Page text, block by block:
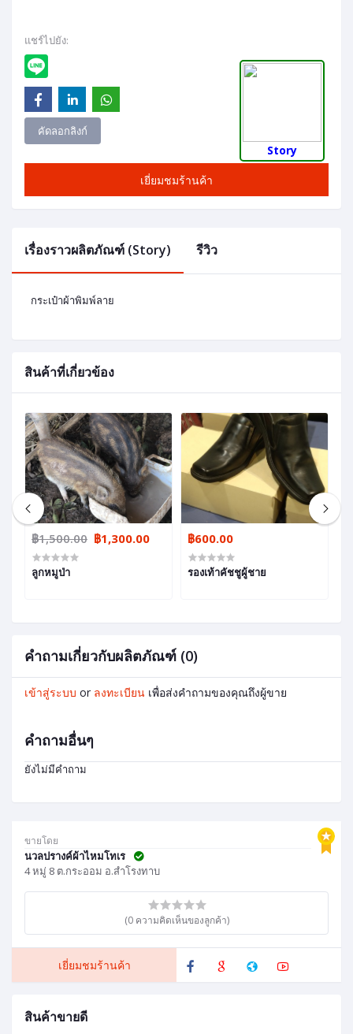
แชร์ไปยัง:
คัดลอกลิงก์
เยี่ยมชมร้านค้า
Story
ขายโดย
นวลปรางค์ผ้าไหมโทเร
4 หมู่ 8 ต.กระออม อ.สำโรงทาบ
(0 ความคิดเห็นของลูกค้า)
เยี่ยมชมร้านค้า
สินค้าขายดี
เรื่องราวผลิตภัณฑ์ (Story) รีวิว
กระเป๋าผ้าพิมพ์ลาย
สินค้าที่เกี่ยวข้อง
฿1,500.00 ฿1,300.00
ลูกหมูป่า
฿600.00
รองเท้าคัชชูผู้ชาย
คำถามเกี่ยวกับผลิตภัณฑ์ (0)
เข้าสู่ระบบ or ลงทะเบียน เพื่อส่งคำถามของคุณถึงผู้ขาย
คำถามอื่นๆ
ยังไม่มีคำถาม